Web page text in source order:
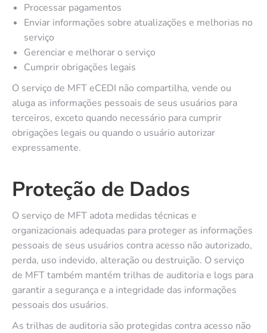
Processar pagamentos
Enviar informações sobre atualizações e melhorias no
serviço
Gerenciar e melhorar o serviço
Cumprir obrigações legais
O serviço de MFT eCEDI não compartilha, vende ou
aluga as informações pessoais de seus usuários para
terceiros, exceto quando necessário para cumprir
obrigações legais ou quando o usuário autorizar
expressamente.
Proteção de Dados
O serviço de MFT adota medidas técnicas e
organizacionais adequadas para proteger as informações
pessoais de seus usuários contra acesso não autorizado,
perda, uso indevido, alteração ou destruição. O serviço
de MFT também mantém trilhas de auditoria e logs para
garantir a segurança e a integridade das informações
pessoais dos usuários.
As trilhas de auditoria são protegidas contra acesso não